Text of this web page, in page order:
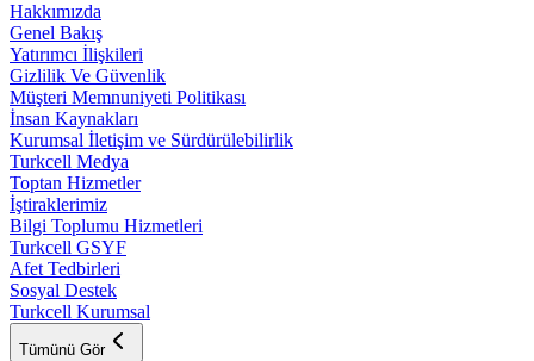
Hakkımızda
Genel Bakış
Yatırımcı İlişkileri
Gizlilik Ve Güvenlik
Müşteri Memnuniyeti Politikası
İnsan Kaynakları
Kurumsal İletişim ve Sürdürülebilirlik
Turkcell Medya
Toptan Hizmetler
İştiraklerimiz
Bilgi Toplumu Hizmetleri
Turkcell GSYF
Afet Tedbirleri
Sosyal Destek
Turkcell Kurumsal
Tümünü Gör